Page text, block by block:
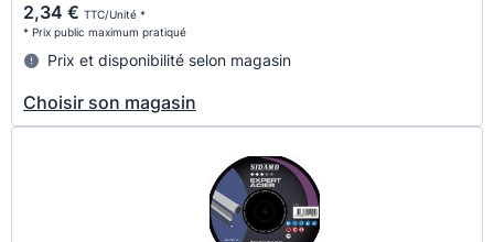
2,34 € TTC/Unité *
* Prix public maximum pratiqué
Prix et disponibilité selon magasin
Choisir son magasin